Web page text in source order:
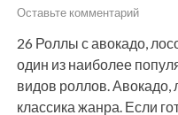
Оставьте комментарий
26 Роллы с авокадо,
один из наиболее
видов роллов. Авокадо,
классика жанра. Если